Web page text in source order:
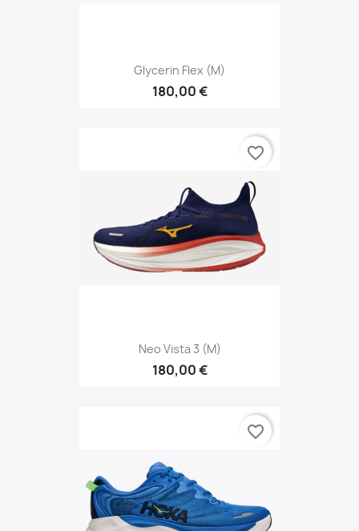
Glycerin Flex (M)
180,00 €
Neo Vista 3 (M)
180,00 €
favorite_border
favorite_border